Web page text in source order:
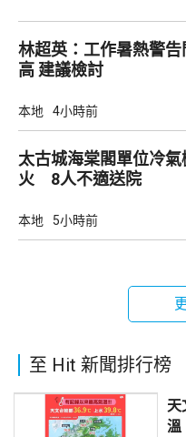
林超英：工作暑熱警告
高 建議檢討
本地 4小時前
太古城海棠閣單位冷氣
火 8人不適送院
本地 5小時前
至 Hit 新聞排行榜
天
溫